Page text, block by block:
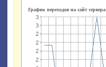
График переходов на сайт сервера